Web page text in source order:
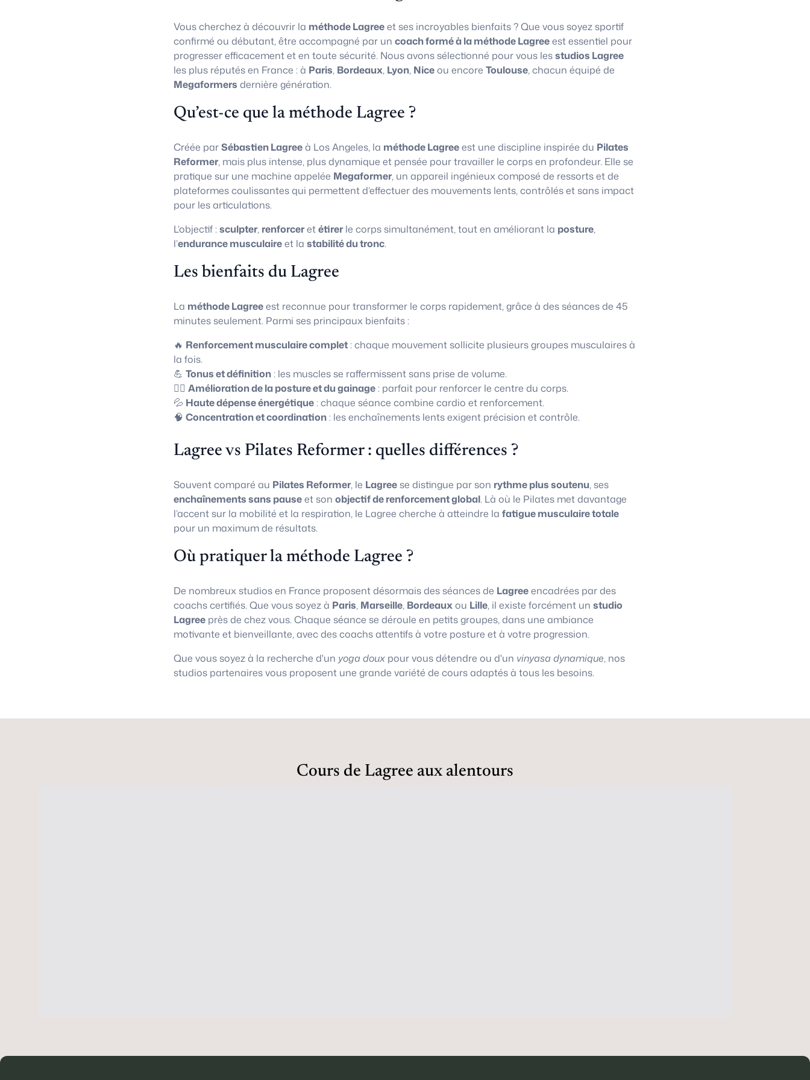
Vous cherchez à découvrir la méthode Lagreeet ses incroyables bienfaits ? Que vous soyez sportif
confirmé ou débutant, être accompagné par un coach formé à la méthode Lagreeest essentiel pour
progresser efficacement et en toute sécurité. Nous avons sélectionné pour vous lesstudios Lagree
les plus réputés en France : à Paris, Bordeaux, Lyon, Niceou encore Toulouse, chacun équipé de
Megaformers dernière génération.
Qu’est-ce que la méthode Lagree ?
Créée parSébastien Lagreeà Los Angeles, la méthode Lagreeest une discipline inspirée du Pilates
Reformer, mais plus intense, plus dynamique et pensée pour travailler le corps en profondeur. Elle se
pratique sur une machine appelée Megaformer, un appareil ingénieux composé de ressorts et de
plateformes coulissantes qui permettent d’effectuer des mouvements lents, contrôlés et sans impact
pour les articulations.
L’objectif :sculpter, renforceretétirerle corps simultanément, tout en améliorant la posture,
l’endurance musculaireet la stabilité du tronc.
Les bienfaits du Lagree
La méthode Lagreeest reconnue pour transformer le corps rapidement, grâce à des séances de 45
minutes seulement. Parmi ses principaux bienfaits :
🔥 Renforcement musculaire complet: chaque mouvement sollicite plusieurs groupes musculaires à
la fois.
💪 Tonus et définition: les muscles se raffermissent sans prise de volume.
🧘‍♀️ Amélioration de la posture et du gainage: parfait pour renforcer le centre du corps.
💦 Haute dépense énergétique: chaque séance combine cardio et renforcement.
🧠 Concentration et coordination: les enchaînements lents exigent précision et contrôle.
Lagree vs Pilates Reformer : quelles différences ?
Souvent comparé au Pilates Reformer, le Lagree se distingue par son rythme plus soutenu, ses
enchaînements sans pauseet son objectif de renforcement global. Là où le Pilates met davantage
l’accent sur la mobilité et la respiration, le Lagree cherche à atteindre la fatigue musculaire totale
pour un maximum de résultats.
Où pratiquer la méthode Lagree ?
De nombreux studios en France proposent désormais des séances de Lagreeencadrées par des
coachs certifiés. Que vous soyez à Paris, Marseille, Bordeauxou Lille, il existe forcément un studio
Lagree près de chez vous. Chaque séance se déroule en petits groupes, dans une ambiance
motivante et bienveillante, avec des coachs attentifs à votre posture et à votre progression.
Que vous soyez à la recherche d'un yoga doux pour vous détendre ou d'un vinyasa dynamique, nos
studios partenaires vous proposent une grande variété de cours adaptés à tous les besoins.
Cours de Lagree aux alentours